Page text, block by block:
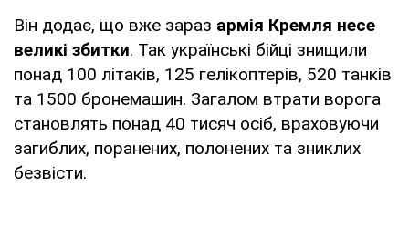
Він додає, що вже зараз армія Кремля несе
великі збитки. Так українські бійці знищили
понад 100 літаків, 125 гелікоптерів, 520 танків
та 1500 бронемашин. Загалом втрати ворога
становлять понад 40 тисяч осіб, враховуючи
загиблих, поранених, полонених та зниклих
безвісти.